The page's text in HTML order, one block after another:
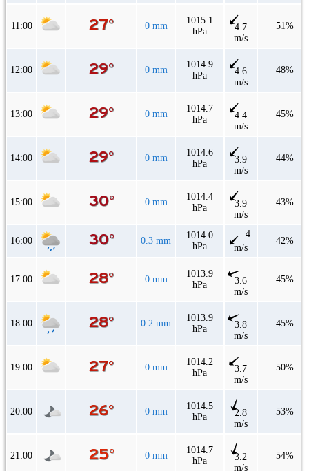
11:00 0 mm
1015.1
hPa
4.7
m/s
51%
12:00 0 mm
1014.9
hPa
4.6
m/s
48%
13:00 0 mm
1014.7
hPa
4.4
m/s
45%
14:00 0 mm
1014.6
hPa
3.9
m/s
44%
15:00 0 mm
1014.4
hPa
3.9
m/s
43%
16:00 0.3 mm
1014.0
hPa
4
m/s
42%
17:00 0 mm
1013.9
hPa
3.6
m/s
45%
18:00 0.2 mm
1013.9
hPa
3.8
m/s
45%
19:00 0 mm
1014.2
hPa
3.7
m/s
50%
20:00 0 mm
1014.5
hPa
2.8
m/s
53%
21:00 0 mm
1014.7
hPa
3.2
m/s
54%